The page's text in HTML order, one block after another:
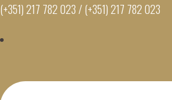
(+351) 217 782 023 / (+351) 217 782 023